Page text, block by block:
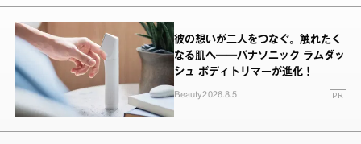
彼の想いが二人をつなぐ。触れたく
なる肌へ──パナソニック ラムダッ
シュ ボディトリマーが進化！
Beauty2026.8.5 PR